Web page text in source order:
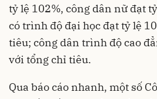
tỷ lệ 102%, công dân nữ đạt
có trình độ đại học đạt tỷ lệ
tiêu; công dân trình độ cao
với tổng chỉ tiêu.
Qua báo cáo nhanh, một số